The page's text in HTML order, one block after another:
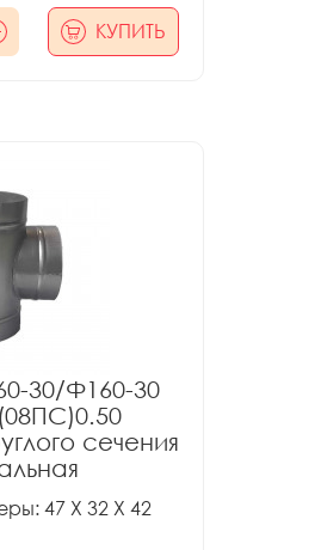
КУПИТЬ
30/Ф160-30
сечения
47 X 32 X 42